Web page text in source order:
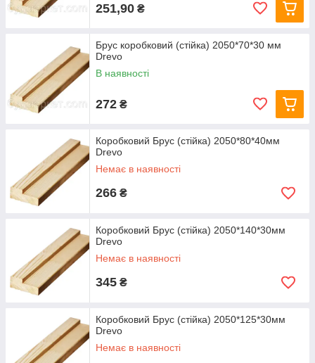
251,90 ₴
Брус коробковий (стійка) 2050*70*30 мм
Drevo
В наявності
272 ₴
Коробковий Брус (стійка) 2050*80*40мм
Drevo
Немає в наявності
266 ₴
Коробковий Брус (стійка) 2050*140*30мм
Drevo
Немає в наявності
345 ₴
Коробковий Брус (стійка) 2050*125*30мм
Drevo
Немає в наявності